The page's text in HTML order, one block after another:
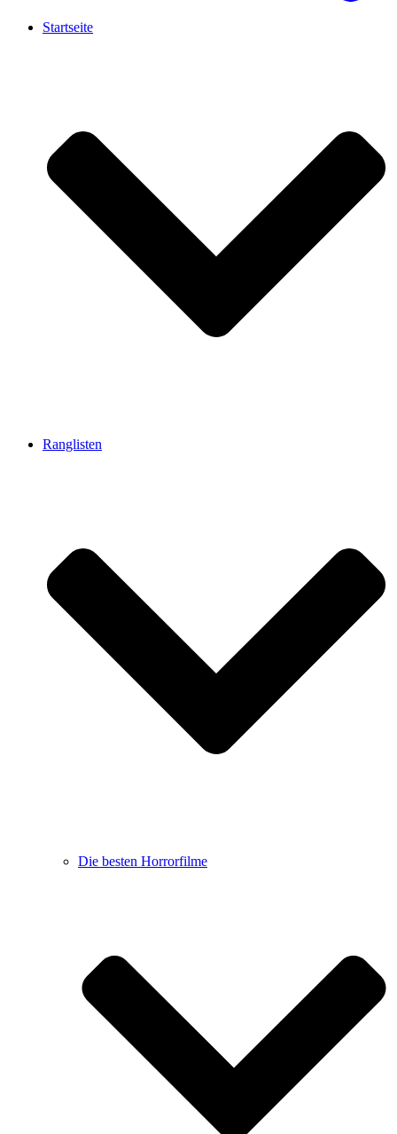
Startseite
Ranglisten
Die besten Horrorfilme